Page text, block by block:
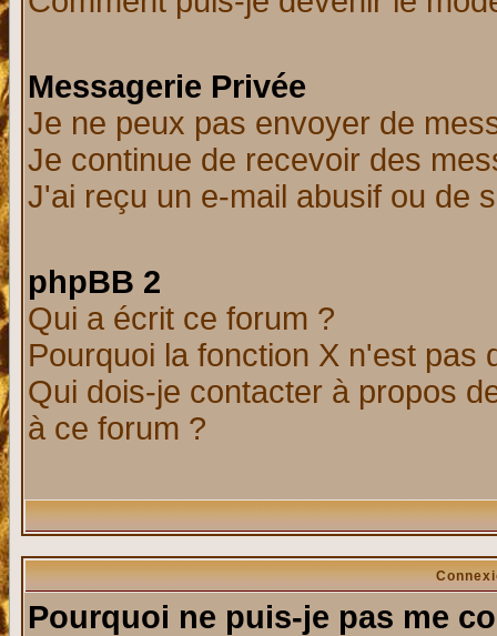
Messagerie Privée
Je ne peux pas envoyer de
Je continue de recevoir des
J'ai reçu un e-mail abusif ou de
phpBB 2
Qui a écrit ce forum ?
Pourquoi la fonction X n'est pas
Qui dois-je contacter à propos
à ce forum ?
Pourquoi ne puis-je pas me